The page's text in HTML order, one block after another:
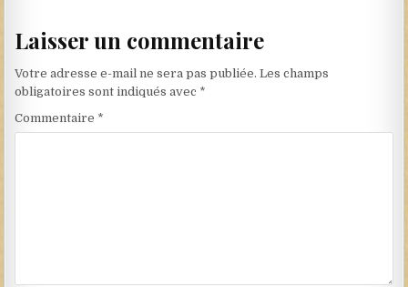
Laisser un commentaire
Votre adresse e-mail ne sera pas publiée. Les champs
obligatoires sont indiqués avec *
Commentaire *